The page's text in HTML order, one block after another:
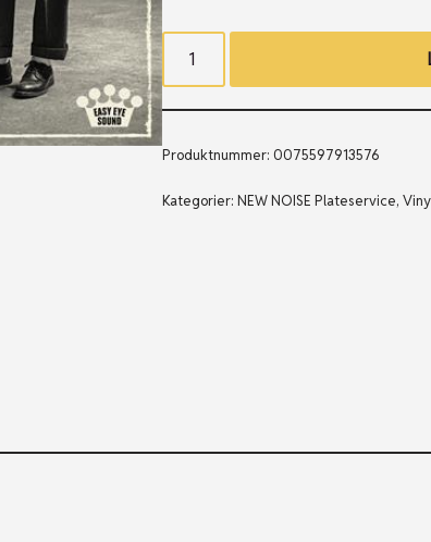
Produktnummer:0075597913576
Kategorier:NEW NOISE Plateservice,